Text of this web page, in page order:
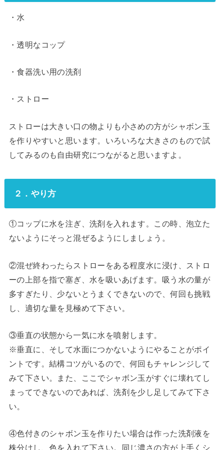
・水
・透明なコップ
・食器洗い用の洗剤
・ストロー
ストローは大きい口の物よりも小さめの方がシャボン玉
を作りやすいと思います。いろいろな大きさのもので試
してみるのも自由研究につながると思いますよ。
２．やり方
①コップに水を注ぎ、洗剤を入れます。この時、泡立た
ないようにそっと混ぜるようにしましょう。
②混ぜ終わったらストローをある程度水に浸け、ストロ
ーの上部を指で塞ぎ、水を吸いあげます。吸う水の量が
多すぎたり、少ないとうまくできないので、何回も挑戦
し、適切な量を見極めて下さい。
③垂直の状態から一気に水を噴射します。
※垂直に、そして水面につかないようにやることがポイ
ントです。結構コツがいるので、何回もチャレンジして
みて下さい。また、ここでシャボン玉がすぐに壊れてし
まってできないのであれば、洗剤を少し足してみて下さ
い。
④色付きのシャボン玉を作りたい場合は作った洗剤液を
株分けし、色を入れて下さい。同じ濃さの方が上手くシ